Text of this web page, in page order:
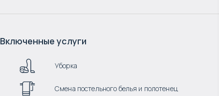
Включенные услуги
Уборка
Смена постельного белья и полотенец